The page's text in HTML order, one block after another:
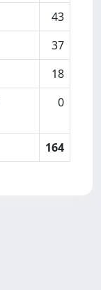
43
37
18
0
164